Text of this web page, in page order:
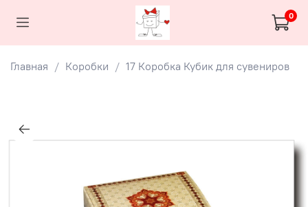
0
Главная Коробки 17 Коробка Кубик для сувениров